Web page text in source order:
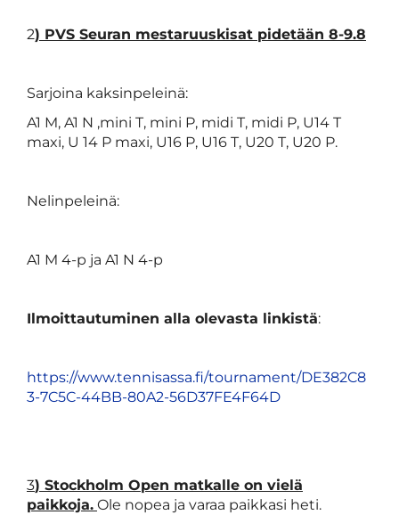
2) PVS Seuran mestaruuskisat pidetään 8-9.8
Sarjoina kaksinpeleinä:
A1 M, A1 N ,mini T, mini P, midi T, midi P, U14 T
maxi, U 14 P maxi, U16 P, U16 T, U20 T, U20 P.
Nelinpeleinä:
A1 M 4-p ja A1 N 4-p
Ilmoittautuminen alla olevasta linkistä:
https://www.tennisassa.fi/tournament/DE382C8
3-7C5C-44BB-80A2-56D37FE4F64D
3) Stockholm Open matkalle on vielä
paikkoja. Ole nopea ja varaa paikkasi heti.